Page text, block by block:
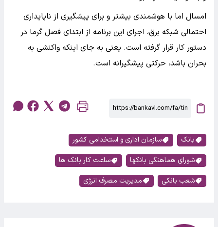
امسال اما با هوشمندی بیشتر و برای پیشگیری از ناپایداری
احتمالی شبکه برق، اجرای این برنامه از ابتدای فصل گرما در
دستور کار قرار گرفته است. یعنی به جای اینکه واکنشی به
بحران باشد، حرکتی پیشگیرانه است.
بانک
سازمان اداری و استخدامی کشور
شورای هماهنگی بانکها
ساعت کار بانک ها
شعب بانکی
مدیریت مصرف انرژی